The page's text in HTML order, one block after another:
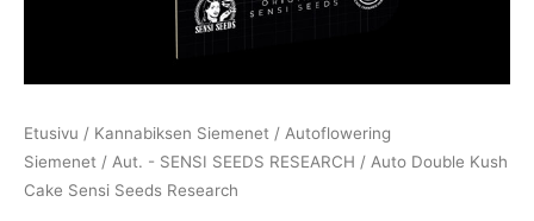
Etusivu / Kannabiksen Siemenet / Autoflowering
Siemenet / Aut. - SENSI SEEDS RESEARCH / Auto Double Kush
Cake Sensi Seeds Research